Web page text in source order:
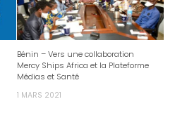
Bénin – Vers une collaboration
Mercy Ships Africa et la Plateforme
Médias et Santé
1 MARS 2021